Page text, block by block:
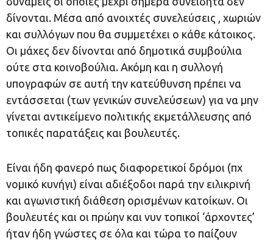
δίνονται. Μέσα από ανοιχτές συνελεύσεις , χωριών
και συλλόγων που θα συμμετέχει ο κάθε κάτοικος.
Οι μάχες δεν δίνονται από δημοτικά συμβούλια
ούτε στα κοινοβούλια. Ακόμη και η συλλογή
υπογραφών σε αυτή την κατεύθυνση πρέπει να
εντάσσεται (των γενικών συνελεύσεων) για να μην
γίνεται αντικείμενο πολιτικής εκμετάλλευσης από
τοπικές παρατάξεις και βουλευτές.
Είναι ήδη φανερό πως διαφορετικοί δρόμοι (πχ
νομικό κυνήγι) είναι αδιέξοδοι παρά την ειλικρινή
και αγωνιστική διάθεση ορισμένων κατοίκων. Οι
βουλευτές και οι πρώην και νυν τοπικοί ‘άρχοντες’
ήταν ήδη γνώστες σε όλα και τώρα το παίζουν